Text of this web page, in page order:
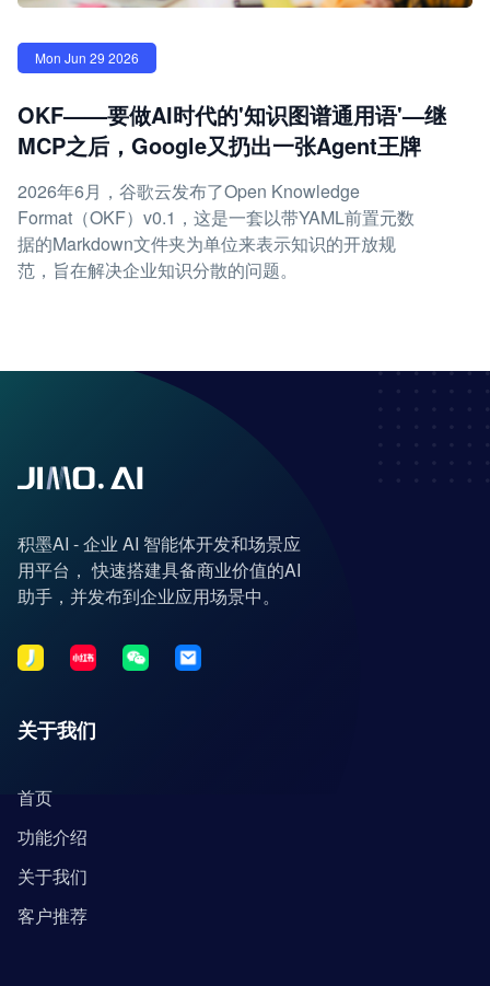
Mon Jun 29 2026
OKF——要做AI时代的'知识图谱通用语'—继
MCP之后，Google又扔出一张Agent王牌
2026年6月，谷歌云发布了Open Knowledge
Format（OKF）v0.1，这是一套以带YAML前置元数
据的Markdown文件夹为单位来表示知识的开放规
范，旨在解决企业知识分散的问题。
积墨AI - 企业 AI 智能体开发和场景应
用平台， 快速搭建具备商业价值的AI
助手，并发布到企业应用场景中。
关于我们
首页
功能介绍
关于我们
客户推荐